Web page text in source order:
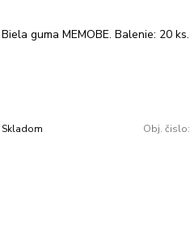
Biela guma MEMOBE. Balenie: 20 ks.
Skladom Obj. čislo: